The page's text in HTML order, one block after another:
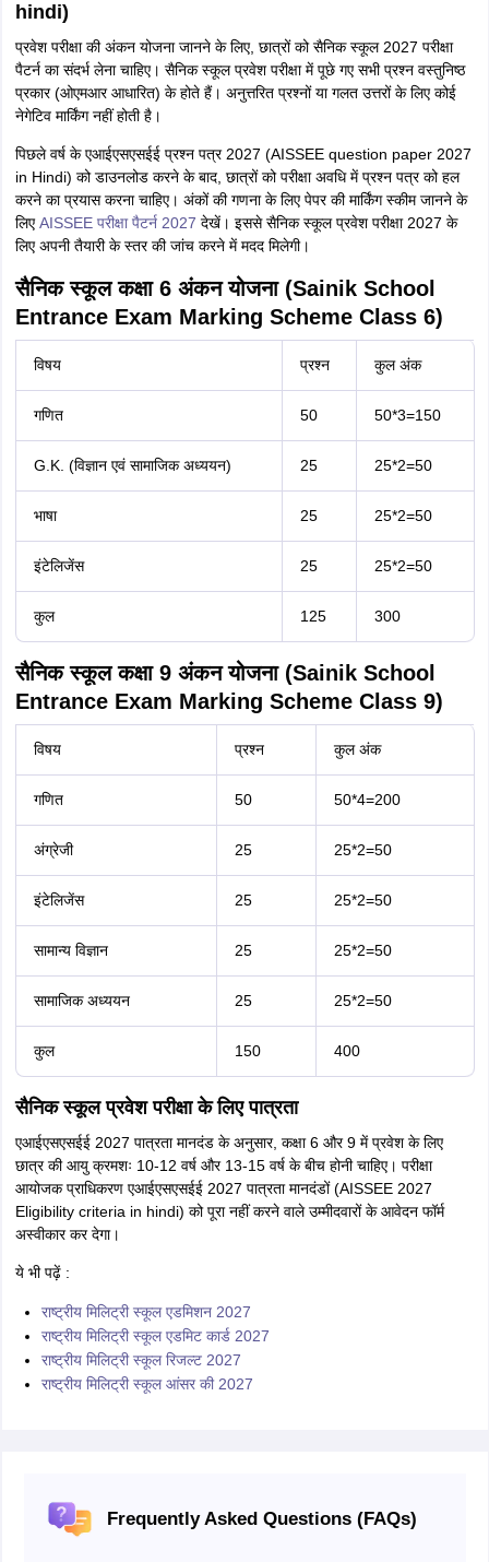
hindi)
प्रवेश परीक्षा की अंकन योजना जानने के लिए, छात्रों को सैनिक स्कूल 2027 परीक्षा
पैटर्न का संदर्भ लेना चाहिए। सैनिक स्कूल प्रवेश परीक्षा में पूछे गए सभी प्रश्न वस्तुनिष्ठ
प्रकार (ओएमआर आधारित) के होते हैं। अनुत्तरित प्रश्नों या गलत उत्तरों के लिए कोई
नेगेटिव मार्किंग नहीं होती है।
पिछले वर्ष के एआईएसएसईई प्रश्न पत्र 2027 (AISSEE question paper 2027
in Hindi) को डाउनलोड करने के बाद, छात्रों को परीक्षा अवधि में प्रश्न पत्र को हल
करने का प्रयास करना चाहिए। अंकों की गणना के लिए पेपर की मार्किंग स्कीम जानने के
लिएAISSEE परीक्षा पैटर्न 2027 देखें। इससे सैनिक स्कूल प्रवेश परीक्षा 2027 के
लिए अपनी तैयारी के स्तर की जांच करने में मदद मिलेगी।
सैनिक स्कूल कक्षा 6 अंकन योजना (Sainik School
Entrance Exam Marking Scheme Class 6)
विषय प्रश्न कुल अंक
गणित 50 50*3=150
G.K. (विज्ञान एवं सामाजिक अध्ययन) 25 25*2=50
भाषा 25 25*2=50
इंटेलिजेंस 25 25*2=50
कुल 125 300
सैनिक स्कूल कक्षा 9 अंकन योजना (Sainik School
Entrance Exam Marking Scheme Class 9)
विषय प्रश्न कुल अंक
गणित 50 50*4=200
अंग्रेजी 25 25*2=50
इंटेलिजेंस 25 25*2=50
सामान्य विज्ञान 25 25*2=50
सामाजिक अध्ययन 25 25*2=50
कुल 150 400
सैनिक स्कूल प्रवेश परीक्षा के लिए पात्रता
एआईएसएसईई 2027 पात्रता मानदंड के अनुसार, कक्षा 6 और 9 में प्रवेश के लिए
छात्र की आयु क्रमशः 10-12 वर्ष और 13-15 वर्ष के बीच होनी चाहिए। परीक्षा
आयोजक प्राधिकरण एआईएसएसईई 2027 पात्रता मानदंडों (AISSEE 2027
Eligibility criteria in hindi) को पूरा नहीं करने वाले उम्मीदवारों के आवेदन फॉर्म
अस्वीकार कर देगा।
ये भी पढ़ें :
राष्ट्रीय मिलिट्री स्कूल एडमिशन 2027
राष्ट्रीय मिलिट्री स्कूल एडमिट कार्ड 2027
राष्ट्रीय मिलिट्री स्कूल रिजल्ट 2027
राष्ट्रीय मिलिट्री स्कूल आंसर की 2027
Frequently Asked Questions (FAQs)